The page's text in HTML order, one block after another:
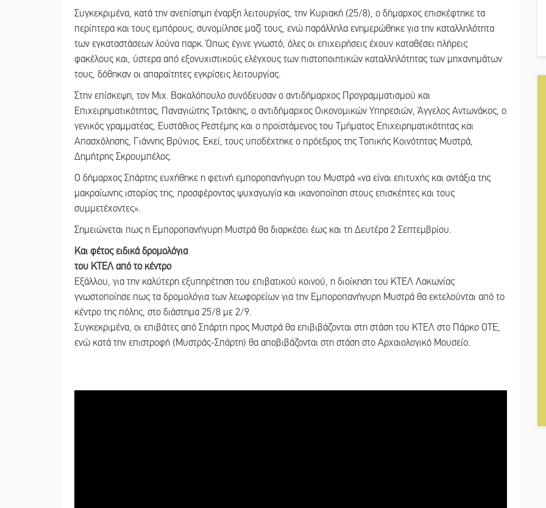
Συγκεκριμένα, κατά την ανεπίσημη έναρξη λειτουργίας, την Κυριακή (25/8), ο δήμαρχος επισκέφτηκε τα
περίπτερα και τους εμπόρους, συνομίλησε μαζί τους, ενώ παράλληλα ενημερώθηκε για την καταλληλότητα
των εγκαταστάσεων λούνα παρκ. Όπως έγινε γνωστό, όλες οι επιχειρήσεις έχουν καταθέσει πλήρεις
φακέλους και, ύστερα από εξονυχιστικούς ελέγχους των πιστοποιητικών καταλληλότητας των μηχανημάτων
τους, δόθηκαν οι απαραίτητες εγκρίσεις λειτουργίας.
Στην επίσκεψη, τον Μιχ. Βακαλόπουλο συνόδευσαν ο αντιδήμαρχος Προγραμματισμού και
Επιχειρηματικότητας, Παναγιώτης Τριτάκης, ο αντιδήμαρχος Οικονομικών Υπηρεσιών, Άγγελος Αντωνάκος, ο
γενικός γραμματέας, Ευστάθιος Ρεστέμης και ο προϊστάμενος του Τμήματος Επιχειρηματικότητας και
Απασχόλησης, Γιάννης Βρύνιος. Εκεί, τους υποδέχτηκε ο πρόεδρος της Τοπικής Κοινότητας Μυστρά,
Δημήτρης Σκρουμπέλος.
Ο δήμαρχος Σπάρτης ευχήθηκε η φετινή εμποροπανήγυρη του Μυστρά «να είναι επιτυχής και αντάξια της
μακραίωνης ιστορίας της, προσφέροντας ψυχαγωγία και ικανοποίηση στους επισκέπτες και τους
συμμετέχοντες».
Σημειώνεται πως η Εμποροπανήγυρη Μυστρά θα διαρκέσει έως και τη Δευτέρα 2 Σεπτεμβρίου.
Και φέτος ειδικά δρομολόγια
του ΚΤΕΛ από το κέντρο
Εξάλλου, για την καλύτερη εξυπηρέτηση του επιβατικού κοινού, η διοίκηση του ΚΤΕΛ Λακωνίας
γνωστοποίησε πως τα δρομολόγια των λεωφορείων για την Εμποροπανήγυρη Μυστρά θα εκτελούνται από το
κέντρο της πόλης, στο διάστημα 25/8 με 2/9.
Συγκεκριμένα, οι επιβάτες από Σπάρτη προς Μυστρά θα επιβιβάζονται στη στάση του ΚΤΕΛ στο Πάρκο ΟΤΕ,
ενώ κατά την επιστροφή (Μυστράς-Σπάρτη) θα αποβιβάζονται στη στάση στο Αρχαιολογικό Μουσείο.